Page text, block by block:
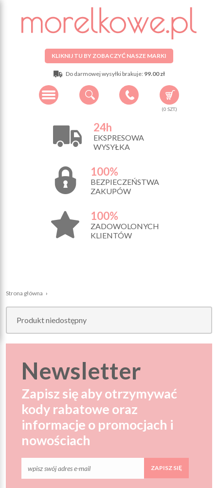
KLIKNIJ TU BY ZOBACZYĆ NASZE MARKI
Do darmowej wysyłki brakuje: 99.00 zł
(0 SZT.)
24h
EKSPRESOWA
WYSYŁKA
100%
BEZPIECZEŃSTWA
ZAKUPÓW
100%
ZADOWOLONYCH
KLIENTÓW
Strona główna ›
Produkt niedostępny
Newsletter
Zapisz się aby otrzymywać
kody rabatowe oraz
informacje o promocjach i
nowościach
ZAPISZ SIĘ